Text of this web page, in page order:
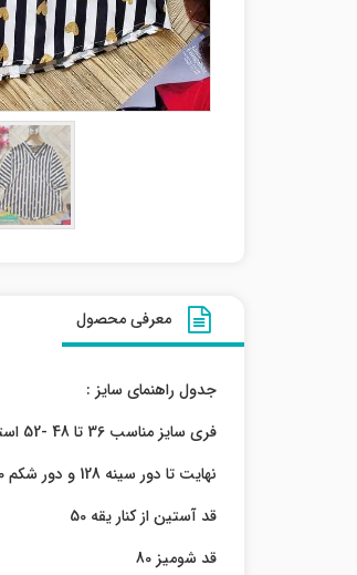
معرفی محصول
جدول راهنمای سایز :
فری سایز مناسب 36 تا 48 -52 استایل ازاد
نهایت تا دور سینه 128 و دور شکم 120
قد آستین از کنار یقه 50
قد شومیز 80